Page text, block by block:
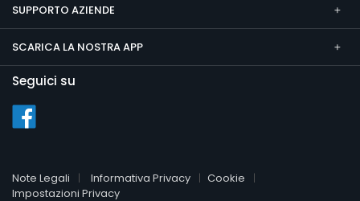
SUPPORTO AZIENDE
SCARICA LA NOSTRA APP
Seguici su
Note Legali Informativa Privacy
Cookie
Impostazioni Privacy